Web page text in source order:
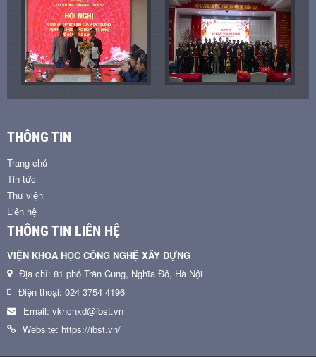
THÔNG TIN
Trang chủ
Tin tức
Thư viện
Liên hệ
THÔNG TIN LIÊN HỆ
VIỆN KHOA HỌC CÔNG NGHỆ XÂY DỰNG
Địa chỉ: 81 phố Trần Cung, Nghĩa Đô, Hà Nội
Điện thoại: 024 3754 4196
Email: vkhcnxd@ibst.vn
Website: https://ibst.vn/